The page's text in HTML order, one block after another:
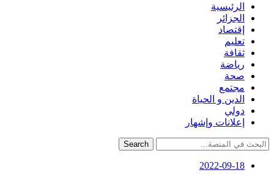
الرئيسية
الجزائر
إقتصاد
تعليم
ثقافة
رياضة
صحة
مجتمع
الدين و الحياة
دولي
إعلانات وإشهار
Search
2022-09-18